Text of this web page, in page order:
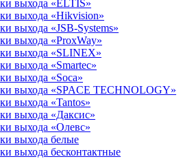
выхода «ELTIS»
выхода «Hikvision»
выхода «JSB-Systems»
выхода «ProxWay»
выхода «SLINEX»
выхода «Smartec»
выхода «Soca»
выхода «SPACE TECHNOLOGY»
выхода «Tantos»
выхода «Даксис»
выхода «Олевс»
выхода белые
выхода бесконтактные